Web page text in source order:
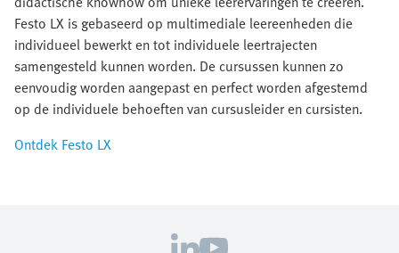
Festo LX is gebaseerd op multimediale leereenheden die
individueel bewerkt en tot individuele leertrajecten
samengesteld kunnen worden. De cursussen kunnen zo
eenvoudig worden aangepast en perfect worden afgestemd
op de individuele behoeften van cursusleider en cursisten.
Ontdek Festo LX